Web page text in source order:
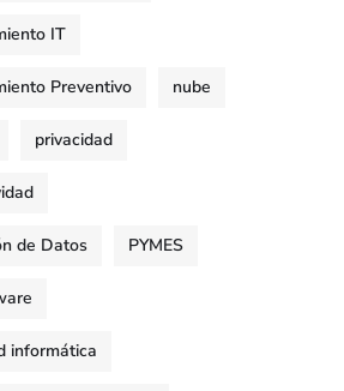
IT
Preventivo nube
privacidad
de Datos PYMES
informática